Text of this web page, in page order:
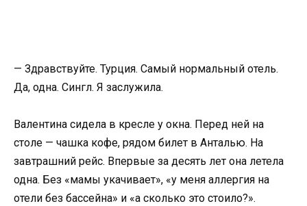
— Здравствуйте. Турция. Самый нормальный отель.
Да, одна. Сингл. Я заслужила.
Валентина сидела в кресле у окна. Перед ней на
столе — чашка кофе, рядом билет в Анталью. На
завтрашний рейс. Впервые за десять лет она летела
одна. Без «мамы укачивает», «у меня аллергия на
отели без бассейна» и «а сколько это стоило?».